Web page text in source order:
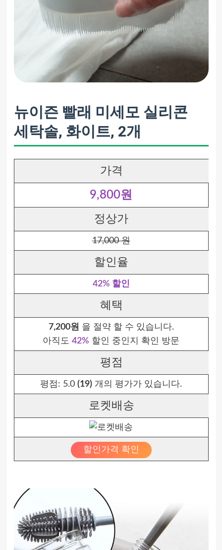
뉴이즌 빨래 미세모 실리콘
세탁솔, 화이트, 2개
가격
9,800원
정상가
17,000 원
할인율
42% 할인
혜택
7,200원 을 절약 할 수 있습니다.
아직도 42% 할인 중인지 확인 방문
평점
평점: 5.0 (19) 개의 평가가 있습니다.
로켓배송
할인가격 확인